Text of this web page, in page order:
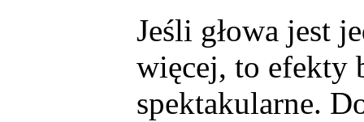
Jeśli głowa jest
więcej, to efekty
spektakularne.